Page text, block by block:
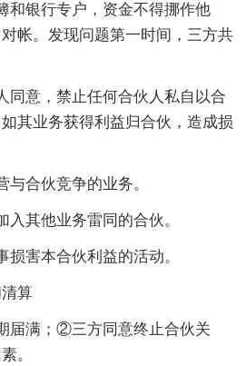
银行专户，资金不得挪作他
帐。发现问题第一时间，三方共
意，禁止任何合伙人私自以合
其业务获得利益归合伙，造成损
合伙竞争的业务。
其他业务雷同的合伙。
害本合伙利益的活动。
算
满；②三方同意终止合伙关
。